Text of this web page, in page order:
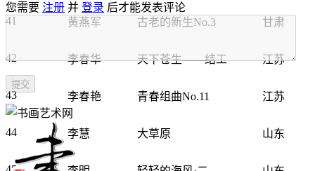
41 黄燕军 古老的新生No.3 甘肃
42 李春华 天下苍生——结工 江苏
43 李春艳 青春组曲No.11 江苏
44 李慧 大草原 山东
您需要 注册 并 登录 后才能发表评论